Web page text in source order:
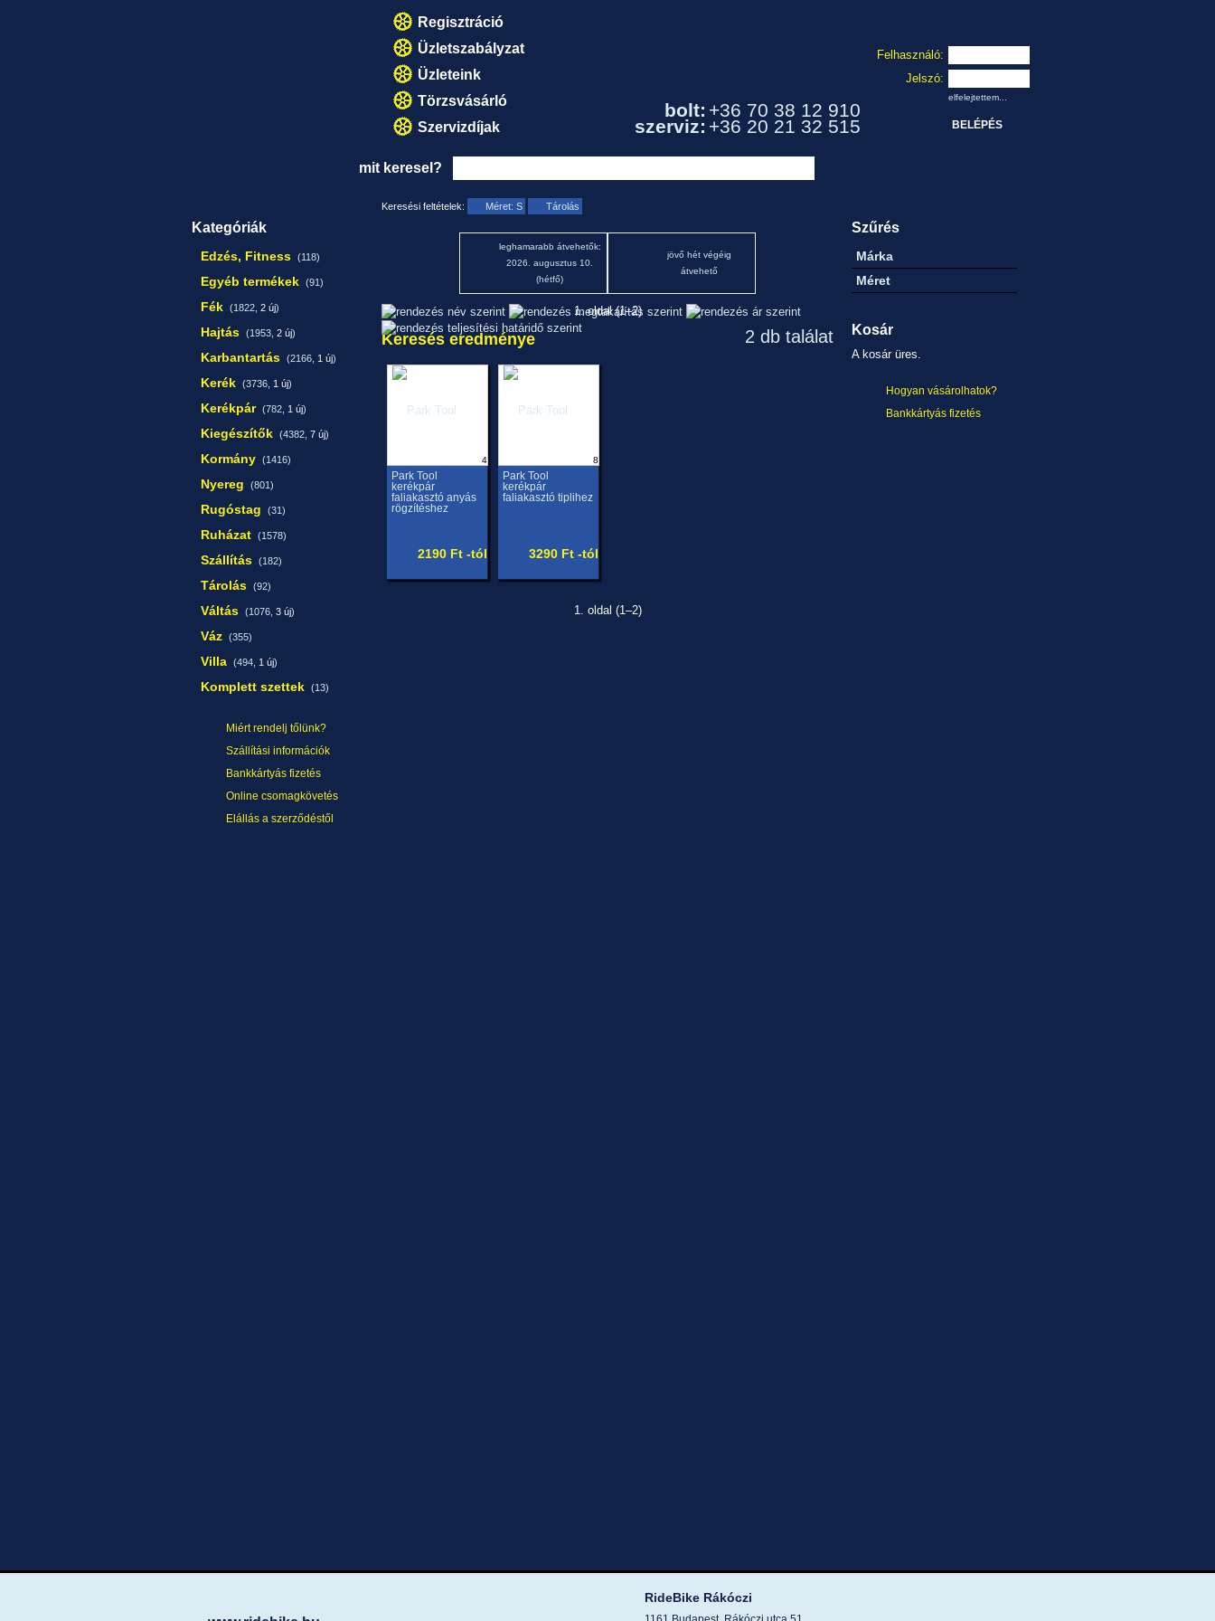
Regisztráció
Üzletszabályzat
Üzleteink
Törzsvásárló
Szervizdíjak
bolt: +36 70 38 12 910
szerviz: +36 20 21 32 515
Felhasználó:
Jelszó:
elfelejtettem...
mit keresel?
Kategóriák
Edzés, Fitness (118)
Egyéb termékek (91)
Fék (1822, 2 új)
Hajtás (1953, 2 új)
Karbantartás (2166, 1 új)
Kerék (3736, 1 új)
Kerékpár (782, 1 új)
Kiegészítők (4382, 7 új)
Kormány (1416)
Nyereg (801)
Rugóstag (31)
Ruházat (1578)
Szállítás (182)
Tárolás (92)
Váltás (1076, 3 új)
Váz (355)
Villa (494, 1 új)
Komplett szettek (13)
Miért rendelj tőlünk?
Szállítási információk
Bankkártyás fizetés
Online csomagkövetés
Elállás a szerződéstől
Keresési feltételek: Méret: S Tárolás
leghamarabb átvehetők:
2026. augusztus 10.
(hétfő)
jövő hét végéig
átvehető
1. oldal (1–2)
2 db találat
Keresés eredménye
4
Park Tool
kerékpár
faliakasztó anyás
rögzítéshez
2190 Ft -tól
8
Park Tool
kerékpár
faliakasztó tiplihez
3290 Ft -tól
1. oldal (1–2)
Szűrés
Márka
Méret
Kosár
A kosár üres.
Hogyan vásárolhatok?
Bankkártyás fizetés
RideBike Rákóczi